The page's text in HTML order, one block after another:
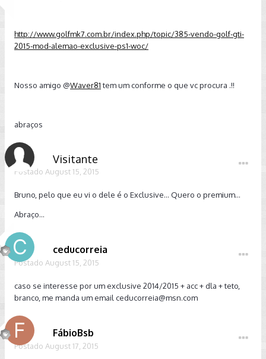
http://www.golfmk7.com.br/index.php/topic/385-vendo-golf-gti-
2015-mod-alemao-exclusive-ps1-woc/
Nosso amigo @Waver81tem um conforme o que vc procura .!!
abraços
Visitante
Postado August 15, 2015
Bruno, pelo que eu vi o dele é o Exclusive... Quero o premium...
Abraço...
ceducorreia
Postado August 15, 2015
caso se interesse por um exclusive 2014/2015 + acc + dla + teto,
branco, me manda um email ceducorreia@msn.com
FábioBsb
Postado August 17, 2015